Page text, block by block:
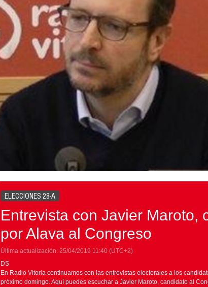
ELECCIONES 28-A
Entrevista con Javier Maroto,
por Alava al Congreso
Última actualización: 25/04/2019 11:40 (UTC+2)
DS
En Radio Vitoria continuamos con las entrevistas electorales a los
próximo domingo. Aquí puedes escuchar a Javier Maroto, candidato al